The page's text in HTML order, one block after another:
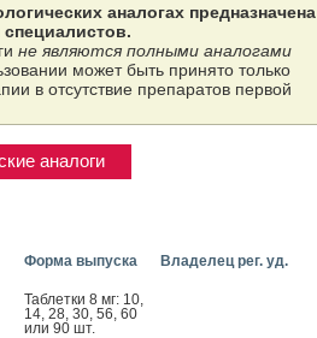
аналогах предназначена
не являются полными аналогами
может быть принято только
в отсутствие препаратов первой
аналоги
Форма выпуска Владелец рег. уд.
Таб­летки 8 мг: 10,
14, 28, 30, 56, 60
или 90 шт.